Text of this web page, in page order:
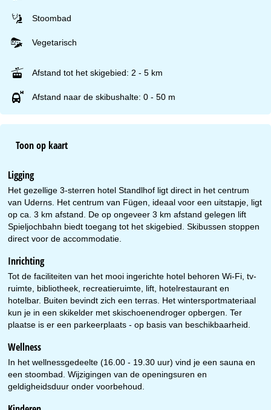
Stoombad
Vegetarisch
Afstand tot het skigebied: 2 - 5 km
Afstand naar de skibushalte: 0 - 50 m
Toon op kaart
Ligging
Het gezellige 3-sterren hotel Standlhof ligt direct in het centrum
van Uderns. Het centrum van Fügen, ideaal voor een uitstapje, ligt
op ca. 3 km afstand. De op ongeveer 3 km afstand gelegen lift
Spieljochbahn biedt toegang tot het skigebied. Skibussen stoppen
direct voor de accommodatie.
Inrichting
Tot de faciliteiten van het mooi ingerichte hotel behoren Wi-Fi, tv-
ruimte, bibliotheek, recreatieruimte, lift, hotelrestaurant en
hotelbar. Buiten bevindt zich een terras. Het wintersportmateriaal
kun je in een skikelder met skischoenendroger opbergen. Ter
plaatse is er een parkeerplaats - op basis van beschikbaarheid.
Wellness
In het wellnessgedeelte (16.00 - 19.30 uur) vind je een sauna en
een stoombad. Wijzigingen van de openingsuren en
geldigheidsduur onder voorbehoud.